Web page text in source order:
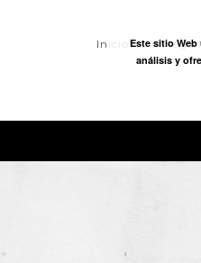
Inicio Ortega
Este sitio Web
análisis y